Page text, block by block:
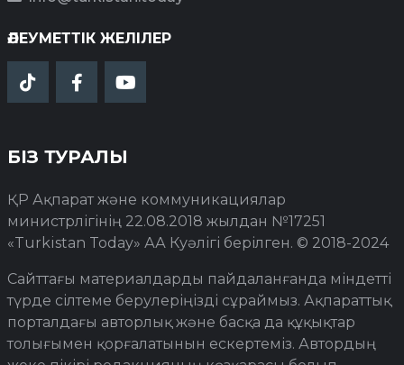
ӘЛЕУМЕТТІК ЖЕЛІЛЕР
БІЗ ТУРАЛЫ
ҚР Ақпарат және коммуникациялар
министрлігінің 22.08.2018 жылдан №17251
«Turkistan Today» АА Куәлігі берілген. © 2018-2024
Сайттағы материалдарды пайдаланғанда міндетті
түрде сілтеме берулеріңізді сұраймыз. Ақпараттық
порталдағы авторлық және басқа да құқықтар
толығымен қорғалатынын ескертеміз. Автордың